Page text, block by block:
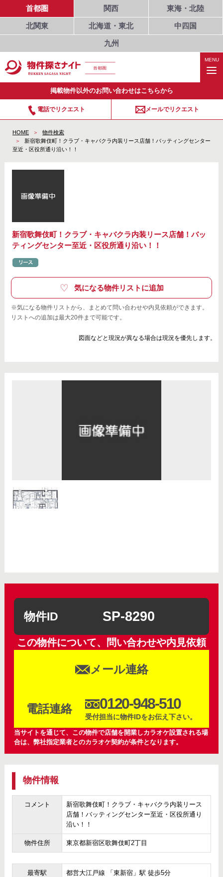
首都圏 関西 東海・北陸
北関東 北海道・東北 中四国
九州
首都圏
MENU
掲載物件以外のお問い合わせはこちらから
電話でリクエスト メールでリクエスト
HOME
物件検索
新宿歌舞伎町！クラブ・キャバクラ内装リース店舗！バッティングセンター
至近・区役所通り沿い！！
新宿歌舞伎町！クラブ・キャバクラ内装リース店舗！バッ
ティングセンター至近・区役所通り沿い！！
気になる物件リストに追加
※気になる物件リストから、まとめて問い合わせや内見依頼ができます。
リストへの追加は最大20件まで可能です。
図面などと現況が異なる場合は現況を優先します。
物件ID SP-8290
この物件について、問い合わせや内見依頼
メール連絡
電話連絡 0120-948-510
受付担当に物件IDをお伝え下さい。
当サイトを通じて、この物件で店舗を開業しカラオケ設置される場
合は、弊社指定業者とのカラオケ契約が条件となります。
物件情報
コメント
新宿歌舞伎町！クラブ・キャバクラ内装リース
店舗！バッティングセンター至近・区役所通り
沿い！！
物件住所 東京都新宿区歌舞伎町2丁目
最寄駅
都営大江戸線 「東新宿」駅 徒歩5分